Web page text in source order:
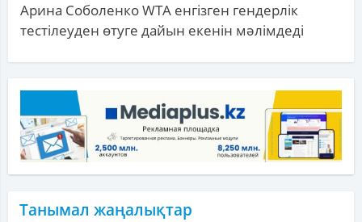
Арина Соболенко WTA енгізген гендерлік
тестілеуден өтуге дайын екенін мәлімдеді
Танымал жаңалықтар